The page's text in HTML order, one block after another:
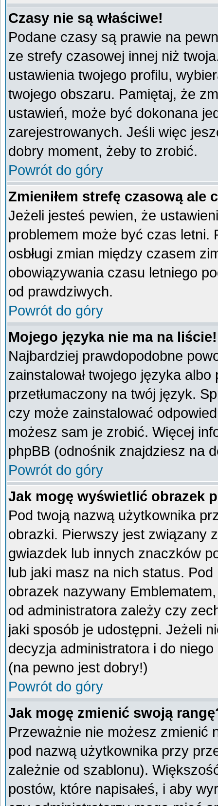
Czasy nie są właściwe!
Podane czasy są prawie na
ze strefy czasowej innej niż
ustawienia twojego profilu,
twojego obszaru. Pamiętaj, że
ustawień, może być dokonana
zarejestrowanych. Jeśli więc
dobry moment, żeby to zrobić.
Powrót do góry
Zmieniłem strefę czasową ale
Jeżeli jesteś pewien, że
problemem może być czas letni.
osbługi zmian między czasem
obowiązywania czasu letniego
od prawdziwych.
Powrót do góry
Mojego języka nie ma na liście!
Najbardziej prawdopodobne
zainstalował twojego języka
przetłumaczony na twój język.
czy może zainstalować
możesz sam je zrobić. Więcej
phpBB (odnośnik znajdziesz na
Powrót do góry
Jak mogę wyświetlić obrazek
Pod twoją nazwą użytkownika
obrazki. Pierwszy jest związany
gwiazdek lub innych znaczków
lub jaki masz na nich status.
obrazek nazywany
od administratora zależy czy
jaki sposób je udostępni. Jeżeli
decyzja administratora i do
(na pewno jest dobry!)
Powrót do góry
Jak mogę zmienić swoją
Przeważnie nie możesz zmienić
pod nazwą użytkownika przy
zależnie od szablonu).
postów, które napisałeś, i aby